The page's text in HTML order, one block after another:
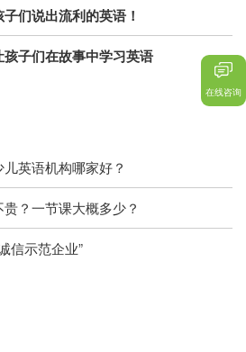
们说出流利的英语！
子们在故事中学习英语
英语机构哪家好？
？一节课大概多少？
信示范企业”
在线咨询